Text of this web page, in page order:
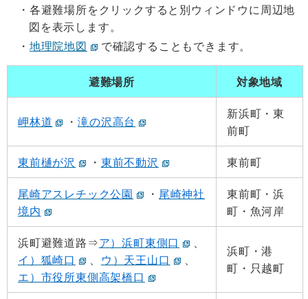
各避難場所をクリックすると別ウィンドウに周辺地
図を表示します。
地理院地図
で確認することもできます。
避難場所 対象地域
岬林道 ・滝の沢高台
新浜町・東
前町
東前樋が沢
・ 東前不動沢
東前町
尾崎アスレチック公園
・ 尾崎神社
境内
東前町・浜
町・魚河岸
浜町避難道路⇒ア）浜町東側口
、
イ）狐崎口
、 ウ）天王山口
、
エ）市役所東側高架橋口
浜町・港
町・只越町